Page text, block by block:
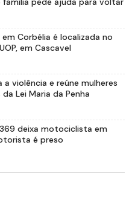
Corbélia é localizada no
em Cascavel
violência e reúne mulheres
Lei Maria da Penha
deixa motociclista em
é preso